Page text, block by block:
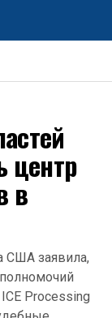
центр
в
США заявила,
Processing